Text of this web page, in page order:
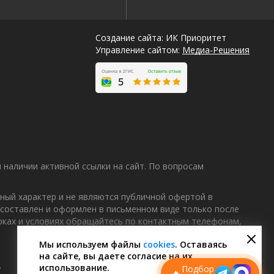
Создание сайта: ИК Приоритет
Управление сайтом: Медиа-Решения
активной ссылки на сайт. По вопросам
характер и не являются публичной офертой в
и оформлен в письменном виде только после
и условиях обращайтесь по контактным телефонам,
Подбор
Лучшие
саун
Подписывайтесь в Telegram или MAX —
пришлём свежие скидки
Мы используем файлы cookies. Оставаясь
на сайте, вы даете согласие на их
использование.